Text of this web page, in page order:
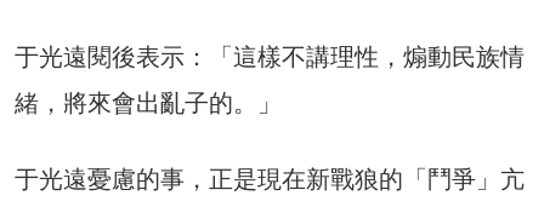
于光遠閱後表示：「這樣不講理性，煽動民族情
緒，將來會出亂子的。」
于光遠憂慮的事，正是現在新戰狼的「鬥爭」亢